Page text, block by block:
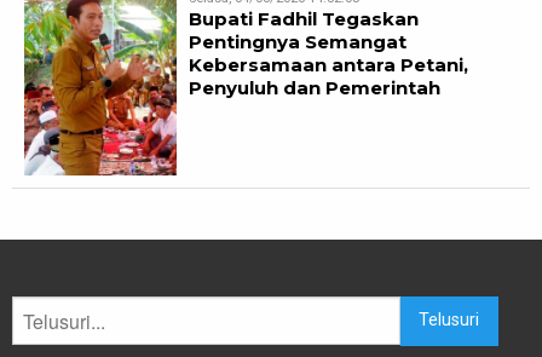
Bupati Fadhil Tegaskan
Pentingnya Semangat
Kebersamaan antara Petani,
Penyuluh dan Pemerintah
Telusuri